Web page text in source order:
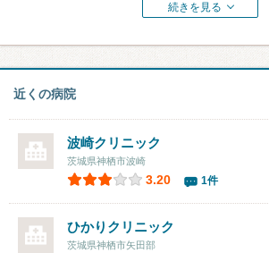
続きを見る
近くの病院
波崎クリニック
茨城県神栖市波崎
3.20 1件
ひかりクリニック
茨城県神栖市矢田部